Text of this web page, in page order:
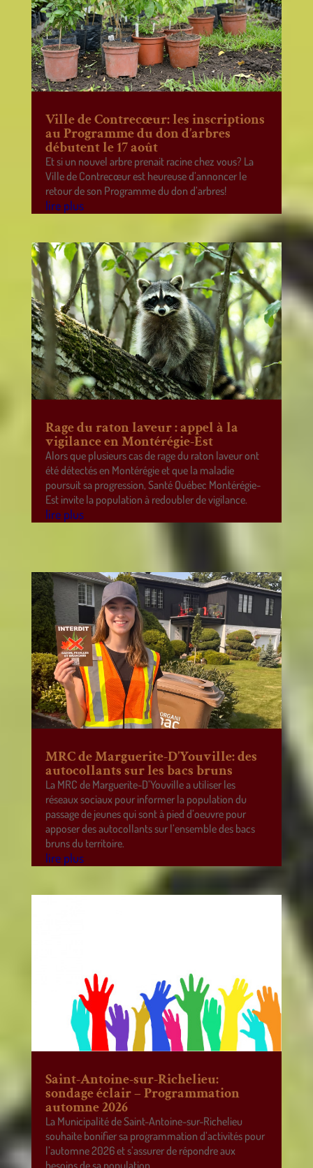
Ville de Contrecœur: les inscriptions
au Programme du don d’arbres
débutent le 17 août
Et si un nouvel arbre prenait racine chez vous? La
Ville de Contrecœur est heureuse d’annoncer le
retour de son Programme du don d’arbres!
lire plus
Rage du raton laveur : appel à la
vigilance en Montérégie-Est
Alors que plusieurs cas de rage du raton laveur ont
été détectés en Montérégie et que la maladie
poursuit sa progression, Santé Québec Montérégie-
Est invite la population à redoubler de vigilance.
lire plus
MRC de Marguerite-D’Youville: des
autocollants sur les bacs bruns
La MRC de Marguerite-D’Youville a utiliser les
réseaux sociaux pour informer la population du
passage de jeunes qui sont à pied d’oeuvre pour
apposer des autocollants sur l’ensemble des bacs
bruns du territoire.
lire plus
Saint-Antoine-sur-Richelieu:
sondage éclair – Programmation
automne 2026
La Municipalité de Saint-Antoine-sur-Richelieu
souhaite bonifier sa programmation d’activités pour
l’automne 2026 et s’assurer de répondre aux